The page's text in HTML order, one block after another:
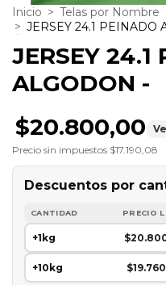
Inicio > Telas por Nombre
> JERSEY 24.1 PEINADO
JERSEY 24.1
ALGODON -
$20.800,00
Precio sin impuestos $17.190,08
Descuentos por
CANTIDAD PRECIO
+1kg
+10kg